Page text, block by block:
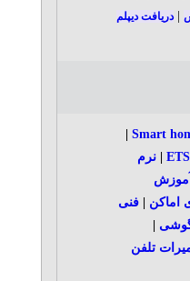
|دریافت دیپلم
Smart
|نرم
آموزش
اماکن |فنی
گوشی
تلفن